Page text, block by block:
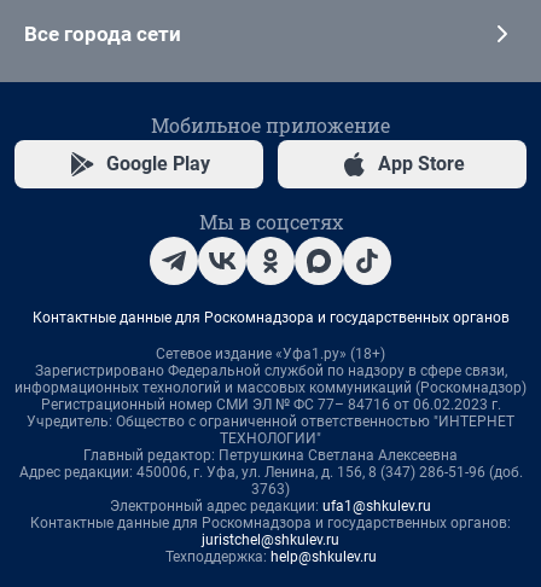
Все города сети
Мобильное приложение
Google Play App Store
Мы в соцсетях
Контактные данные для Роскомнадзора и государственных органов
Сетевое издание «Уфа1.ру» (18+)
Зарегистрировано Федеральной службой по надзору в сфере связи,
информационных технологий и массовых коммуникаций (Роскомнадзор)
Регистрационный номер СМИ ЭЛ № ФС 77– 84716 от 06.02.2023 г.
Учредитель: Общество с ограниченной ответственностью "ИНТЕРНЕТ
ТЕХНОЛОГИИ"
Главный редактор: Петрушкина Светлана Алексеевна
Адрес редакции: 450006, г. Уфа, ул. Ленина, д. 156, 8 (347) 286-51-96 (доб.
3763)
Электронный адрес редакции: ufa1@shkulev.ru
Контактные данные для Роскомнадзора и государственных органов:
juristchel@shkulev.ru
Техподдержка: help@shkulev.ru